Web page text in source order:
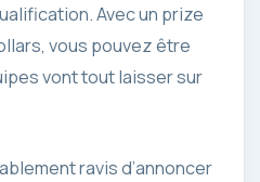
Avec un prize
vous pouvez être
vont tout laisser sur
ravis d’annoncer